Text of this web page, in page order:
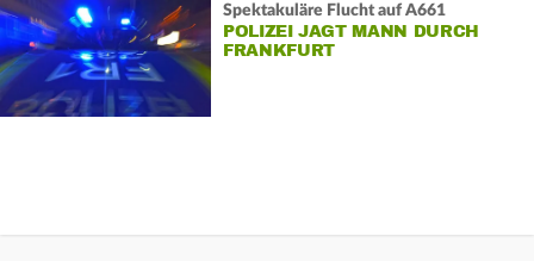
Spektakuläre Flucht auf A661
POLIZEI JAGT MANN DURCH
FRANKFURT